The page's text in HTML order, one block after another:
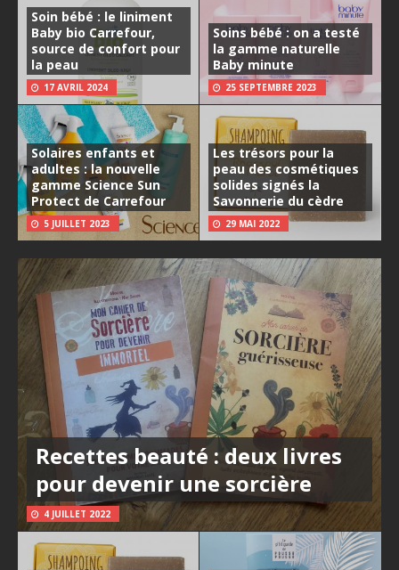
Soin bébé : le liniment
Baby bio Carrefour,
source de confort pour
la peau
17 AVRIL 2024
Soins bébé : on a testé
la gamme naturelle
Baby minute
25 SEPTEMBRE 2023
Solaires enfants et
adultes : la nouvelle
gamme Science Sun
Protect de Carrefour
5 JUILLET 2023
Les trésors pour la
peau des cosmétiques
solides signés la
Savonnerie du cèdre
29 MAI 2022
Recettes beauté : deux livres
pour devenir une sorcière
4 JUILLET 2022